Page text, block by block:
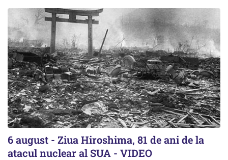
6 august - Ziua Hiroshima, 81 de ani de la
atacul nuclear al SUA - VIDEO